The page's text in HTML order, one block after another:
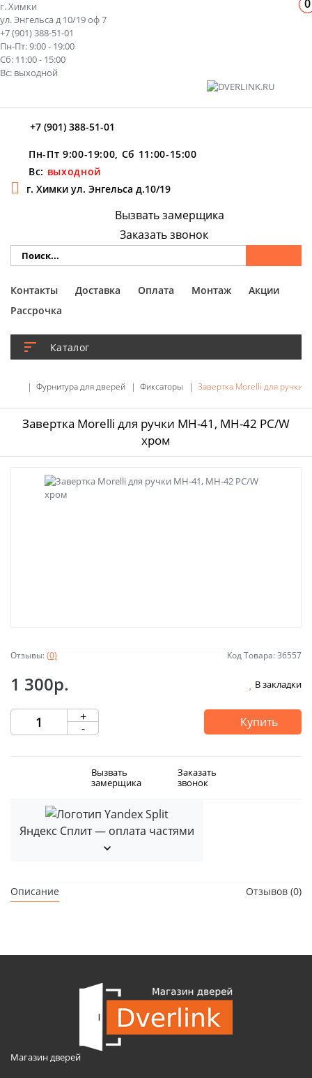
г. Химки
ул. Энгельса д 10/19 оф 7
+7 (901) 388-51-01
Пн-Пт: 9:00 - 19:00
Сб: 11:00 - 15:00
Вс: выходной
+7 (901) 388-51-01
Пн-Пт 9:00-19:00, Сб 11:00-15:00
Вс: выходной
г. Химки ул. Энгельса д.10/19
Каталог
Вызвать замерщика
Заказать звонок
Контакты Доставка Оплата Монтаж
Акции
Рассрочка
Фурнитура для дверей Фиксаторы Завертка Morelli для ручки
Завертка Morelli для ручки MH-41, MH-42 PC/W
хром
Отзывы:(0) Код Товара: 36557
1 300р. В закладки
+
- Купить
Вызвать
замерщика
Заказать
звонок
Яндекс Сплит — оплата частями
Описание Отзывов (0)
Магазин дверей
0